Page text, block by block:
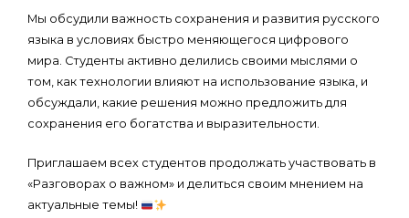
Мы обсудили важность сохранения и развития русского
языка в условиях быстро меняющегося цифрового
мира. Студенты активно делились своими мыслями о
том, как технологии влияют на использование языка, и
обсуждали, какие решения можно предложить для
сохранения его богатства и выразительности.
Приглашаем всех студентов продолжать участвовать в
«Разговорах о важном» и делиться своим мнением на
актуальные темы!